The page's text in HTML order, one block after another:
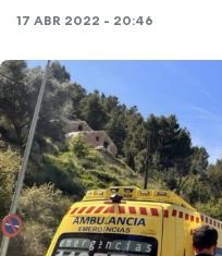
17 ABR 2022 - 20:46